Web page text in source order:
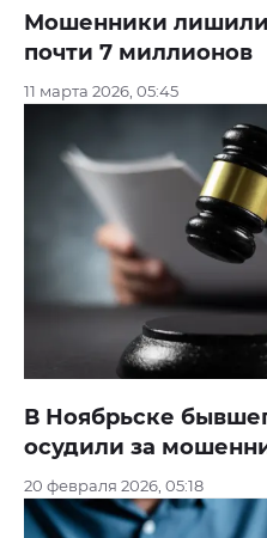
Мошенники
почти 7 миллионов
11 марта 2026, 05:45
В Ноябрьске
осудили за
20 февраля 2026, 05:18